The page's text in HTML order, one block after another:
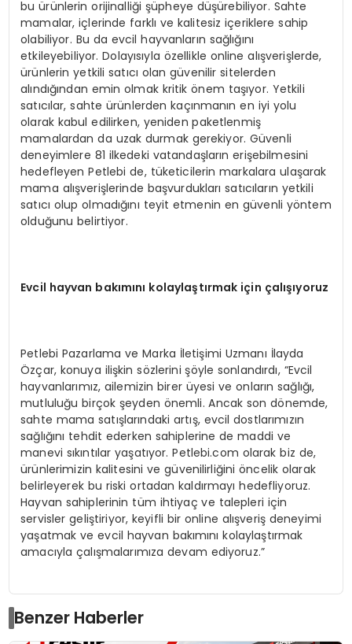
bu ürünlerin orijinalliği şüpheye düşürebiliyor. Sahte
mamalar, içlerinde farklı ve kalitesiz içeriklere sahip
olabiliyor. Bu da evcil hayvanların sağlığını
etkileyebiliyor. Dolayısıyla özellikle online alışverişlerde,
ürünlerin yetkili satıcı olan güvenilir sitelerden
alındığından emin olmak kritik önem taşıyor. Yetkili
satıcılar, sahte ürünlerden kaçınmanın en iyi yolu
olarak kabul edilirken, yeniden paketlenmiş
mamalardan da uzak durmak gerekiyor. Güvenli
deneyimlere 81 ilkedeki vatandaşların erişebilmesini
hedefleyen Petlebi de, tüketicilerin markalara ulaşarak
mama alışverişlerinde başvurdukları satıcıların yetkili
satıcı olup olmadığını teyit etmenin en güvenli yöntem
olduğunu belirtiyor.
Evcil hayvan bakımını kolaylaştırmak için çalışıyoruz
Petlebi Pazarlama ve Marka İletişimi Uzmanı İlayda
Özçar, konuya ilişkin sözlerini şöyle sonlandırdı, “Evcil
hayvanlarımız, ailemizin birer üyesi ve onların sağlığı,
mutluluğu birçok şeyden önemli. Ancak son dönemde,
sahte mama satışlarındaki artış, evcil dostlarımızın
sağlığını tehdit ederken sahiplerine de maddi ve
manevi sıkıntılar yaşatıyor. Petlebi.com olarak biz de,
ürünlerimizin kalitesini ve güvenilirliğini öncelik olarak
belirleyerek bu riski ortadan kaldırmayı hedefliyoruz.
Hayvan sahiplerinin tüm ihtiyaç ve talepleri için
servisler geliştiriyor, keyifli bir online alışveriş deneyimi
yaşatmak ve evcil hayvan bakımını kolaylaştırmak
amacıyla çalışmalarımıza devam ediyoruz.”
Benzer Haberler